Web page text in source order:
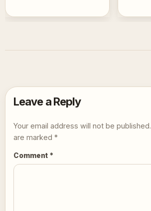
Leave a Reply
Your email address will not be published.
are marked *
Comment *